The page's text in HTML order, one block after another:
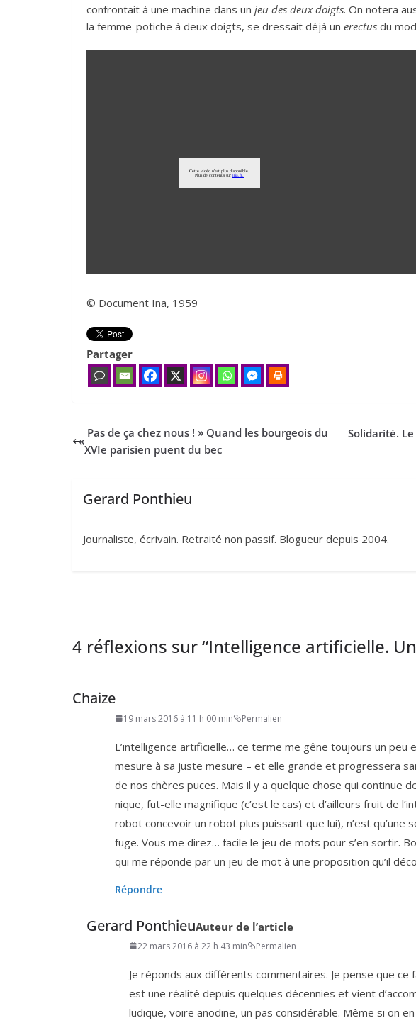
confrontait à une machine dans un jeu des deux doigts. On notera
la femme-potiche à deux doigts, se dressait déjà un erectus du
© Document Ina, 1959
Partager
«
Pas de ça chez nous ! » Quand les bourgeois du
XVIe parisien puent du bec
Solidarité.
Gerard Ponthieu
Journaliste, écrivain. Retraité non passif. Blogueur depuis 2004.
4 réflexions sur “Intelligence artificielle.
Chaize
19 mars 2016 à 11 h 00 min Permalien
L’intelligence arti­fi­cielle… ce terme me gêne tou­jours un peu
mesure à sa juste mesure – et elle grande et pro­gres­se­ra
de nos chères puces. Mais il y a quelque chose qui
nique, fut-elle magni­fique (c’est le cas) et d’ailleurs fruit de
robot conce­voir un robot plus puis­sant que lui), n’est qu’une
fuge. Vous me direz… facile le jeu de mots pour s’en sor­tir.
qui me réponde par un jeu de mot à une pro­po­si­tion qu’il
Répondre
Gerard PonthieuAuteur de l’article
22 mars 2016 à 22 h 43 min Permalien
Je réponds aux dif­fé­rents com­men­taires. Je pense que ce
est une réa­li­té depuis quelques décen­nies et vient
ludique, voire ano­dine, un pas consi­dé­rable. Même si on